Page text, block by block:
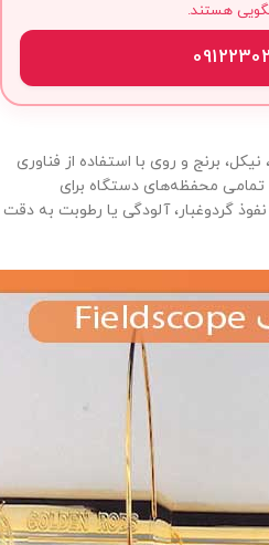
هستند.
برنج و روی با استفاده از فناوری
محفظه‌های دستگاه برای
گردوغبار، آلودگی یا رطوبت به دقت